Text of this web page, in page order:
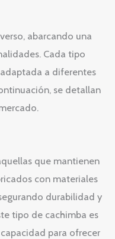
abarcando una
Cada tipo
a diferentes
se detallan
que mantienen
con materiales
durabilidad y
tipo de cachimba es
para ofrecer